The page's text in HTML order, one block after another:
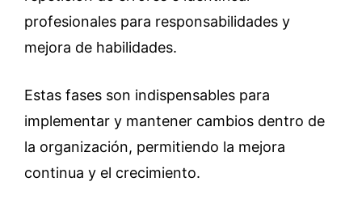
profesionales para responsabilidades y
mejora de habilidades.
Estas fases son indispensables para
implementar y mantener cambios dentro de
la organización, permitiendo la mejora
continua y el crecimiento.